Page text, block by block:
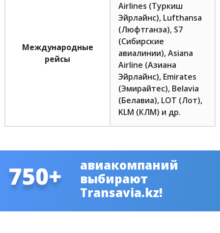
Международные
рейсы
Airlines (Туркиш
Эйрлайнс), Lufthansa
(Люфтганза), S7
(Сибирские
авиалинии), Asiana
Airline (Азиана
Эйрлайнс), Emirates
(Эмирайтес), Belavia
(Белавиа), LOT (Лот),
KLM (КЛМ) и др.
авиакомпаний
выбирают
Transavia.kz!